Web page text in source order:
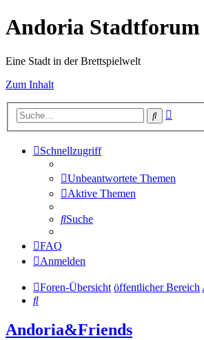
Andoria Stadtforum
Eine Stadt in der Brettspielwelt
Zum Inhalt
Suche
Schnellzugriff
Unbeantwortete Themen
Aktive Themen
Suche
FAQ
Anmelden
Foren-Übersicht öffentlicher Bereich
Suche
Andoria&Friends